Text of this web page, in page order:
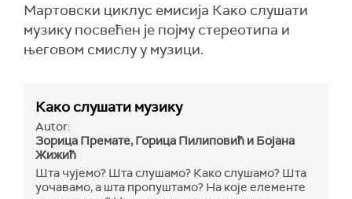
Мартовски циклус емисија Како слушати
музику посвећен је појму стереотипа и
његовом смислу у музици.
Како слушати музику
Autor:
Зорица Премате, Горица Пилиповић и Бојана
Жижић
Шта чујемо? Шта слушамо? Како слушамо? Шта
уочавамо, а шта пропуштамо? На које елементе